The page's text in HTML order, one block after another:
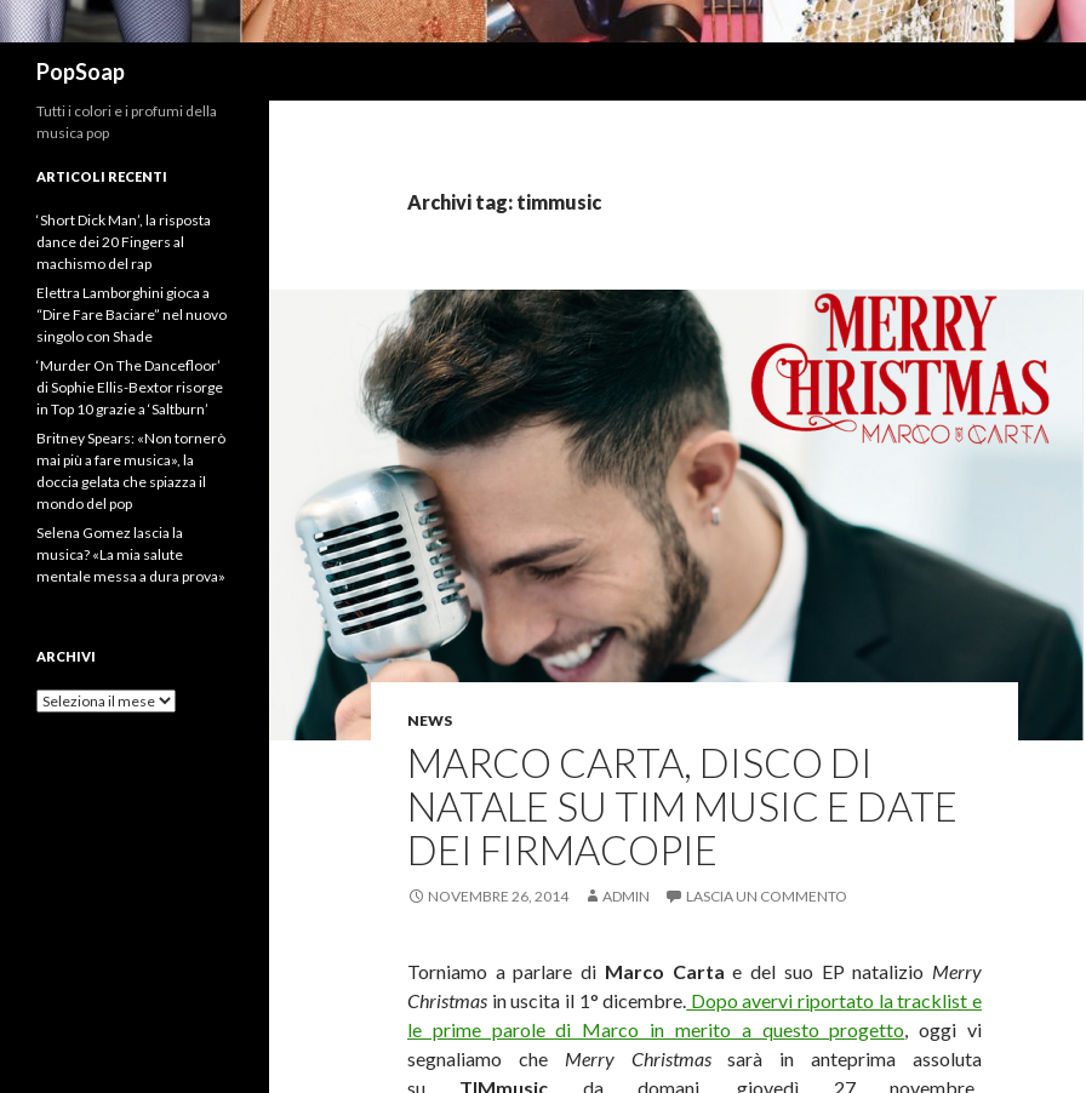
PopSoap
Archivi tag: timmusic
NEWS
MARCO CARTA, DISCO DI
NATALE SU TIM MUSIC E DATE
DEI FIRMACOPIE
NOVEMBRE 26, 2014 ADMIN LASCIA UN COMMENTO
Torniamo a parlare di Marco Cartae del suo EP natalizio Merry
Christmas in uscita il 1° dicembre. Dopo avervi riportato la tracklist e
le prime parole di Marco in merito a questo progetto, oggi vi
segnaliamo che Merry Christmassarà in anteprima assoluta
su TIMmusic da domani, giovedì 27 novembre.
Tutti i colori e i profumi della
musica pop
ARTICOLI RECENTI
‘Short Dick Man’, la risposta
dance dei 20 Fingers al
machismo del rap
Elettra Lamborghini gioca a
“Dire Fare Baciare” nel nuovo
singolo con Shade
‘Murder On The Dancefloor’
di Sophie Ellis-Bextor risorge
in Top 10 grazie a ‘Saltburn’
Britney Spears: «Non tornerò
mai più a fare musica», la
doccia gelata che spiazza il
mondo del pop
Selena Gomez lascia la
musica? «La mia salute
mentale messa a dura prova»
ARCHIVI
Archivi